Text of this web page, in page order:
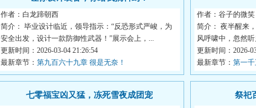
作者：白龙蹄朝西
简介： 毕业设计临近，领导指示：“反恐形式严峻，为
安全出发，设计一款防御性武器！”展示会上，...
更新时间：2026-03-04 21:26:54
最新章节： 第九百六十九章 很是无奈！
作者：谷子的微笑
简介： 夜半醒来
风呼啸中，忽然
更新时间：2026-
最新章节： 第一
七零福宝凶又猛，冻死雪夜成团宠 祭祀